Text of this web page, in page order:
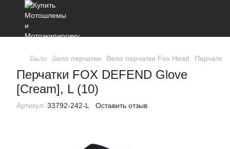
Вело Вело перчатки Вело перчатки Fox Head Перчатки
Перчатки FOX DEFEND Glove
[Cream], L (10)
Артикул: 33792-242-L Оставить отзыв